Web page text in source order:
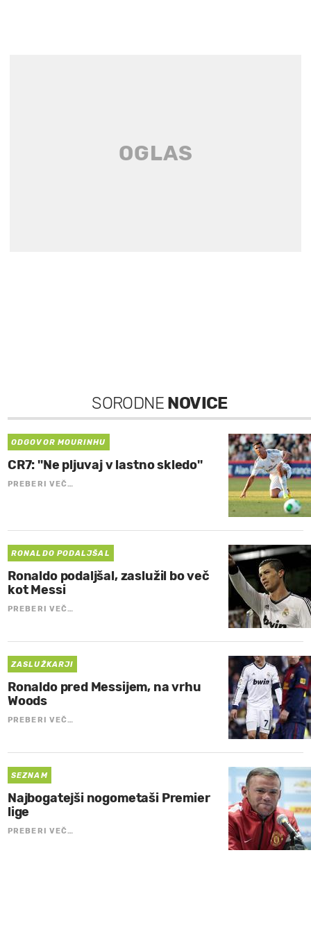
SORODNE NOVICE
ODGOVOR MOURINHU
CR7: ''Ne pljuvaj v lastno skledo''
PREBERI VEČ…
RONALDO PODALJŠAL
Ronaldo podaljšal, zaslužil bo več
kot Messi
PREBERI VEČ…
ZASLUŽKARJI
Ronaldo pred Messijem, na vrhu
Woods
PREBERI VEČ…
SEZNAM
Najbogatejši nogometaši Premier
lige
PREBERI VEČ…